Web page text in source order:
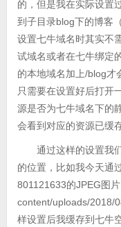
的，但是我在实际设置
到子目录blog下的博客
设置七牛域名时其实不
试域名或者在七牛绑定
的本地域名加上/blog才
只需要在设置好后打开
源是否为七牛域名下的
会看到对应的资源已缓
通过这样的设置我
的位置，比如我今天通
801121633的JPEG图
content/uploads/2018/
样设置后我缓存到七牛